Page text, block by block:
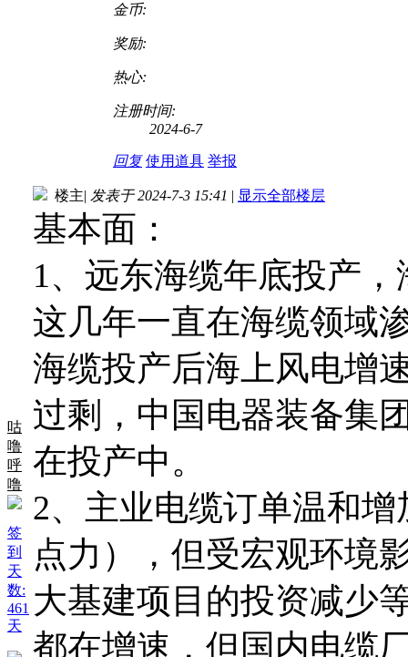
金币:
奖励:
热心:
注册时间:
2024-6-7
回复 使用道具 举报
咕
噜
呼
噜
签
到
天
数:
461
天
楼主| 发表于 2024-7-3 15:41 | 显示全部楼层
基本面：
1、远东海缆年底投产
这几年一直在海缆领域
海缆投产后海上风电增
过剩，中国电器装备集
在投产中。
2、主业电缆订单温和
点力），但受宏观环境
大基建项目的投资减少
都在增速，但国内电缆